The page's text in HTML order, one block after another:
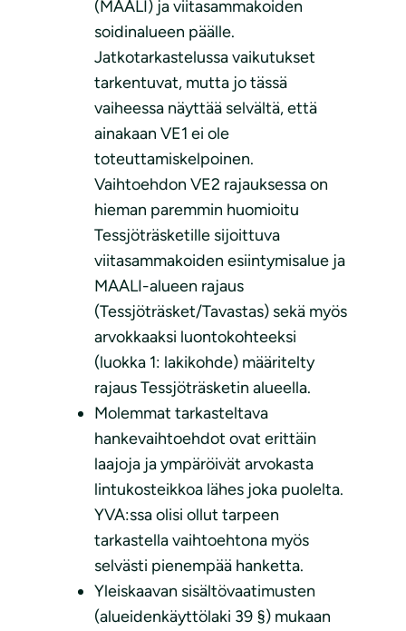
(MAALI) ja viitasammakoiden
soidinalueen päälle.
Jatkotarkastelussa vaikutukset
tarkentuvat, mutta jo tässä
vaiheessa näyttää selvältä, että
ainakaan VE1 ei ole
toteuttamiskelpoinen.
Vaihtoehdon VE2 rajauksessa on
hieman paremmin huomioitu
Tessjöträsketille sijoittuva
viitasammakoiden esiintymisalue ja
MAALI-alueen rajaus
(Tessjöträsket/Tavastas) sekä myös
arvokkaaksi luontokohteeksi
(luokka 1: lakikohde) määritelty
rajaus Tessjöträsketin alueella.
Molemmat tarkasteltava
hankevaihtoehdot ovat erittäin
laajoja ja ympäröivät arvokasta
lintukosteikkoa lähes joka puolelta.
YVA:ssa olisi ollut tarpeen
tarkastella vaihtoehtona myös
selvästi pienempää hanketta.
Yleiskaavan sisältövaatimusten
(alueidenkäyttölaki 39 §) mukaan